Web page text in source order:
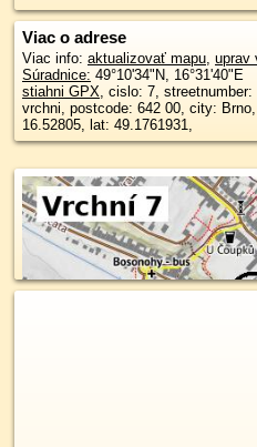
Viac o adrese
Viac info: aktualizovať mapu, uprav
Súradnice: 49°10'34"N, 16°31'40"E
stiahni GPX, cislo: 7,
vrchni, postcode: 642 00, city: Brno, Bosonohy, oblast asci: brno, lon:
16.52805, lat: 49.1761931,